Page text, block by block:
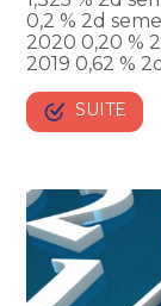
0,2 % 2d
2020 0,20 %
2019 0,62 %
SUITE